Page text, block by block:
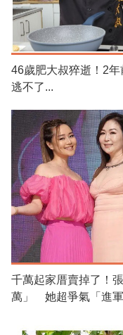
46歲肥大叔猝逝！2
逃不了...
千萬起家厝賣掉了！
萬」 她超爭氣「進